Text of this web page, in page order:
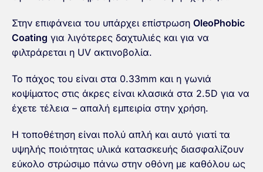
Στην επιφάνεια του υπάρχει επίστρωση OleoPhobic
Coating για λιγότερες δαχτυλιές και για να
φιλτράρεται η UV ακτινοβολία.
Το πάχος του είναι στα 0.33mm και η γωνιά
κοψίματος στις άκρες είναι κλασικά στα 2.5D για να
έχετε τέλεια – απαλή εμπειρία στην χρήση.
Η τοποθέτηση είναι πολύ απλή και αυτό γιατί τα
υψηλής ποιότητας υλικά κατασκευής διασφαλίζουν
εύκολο στρώσιμο πάνω στην οθόνη με καθόλου ως